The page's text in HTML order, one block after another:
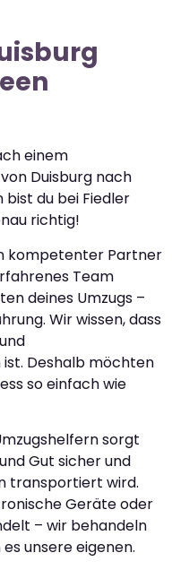
einem
Duisburg nach
du bei Fiedler
richtig!
kompetenter Partner
Team
deines Umzugs –
Wir wissen, dass
Deshalb möchten
so einfach wie
sorgt
Gut sicher und
transportiert wird.
Geräte oder
– wir behandeln
unsere eigenen.